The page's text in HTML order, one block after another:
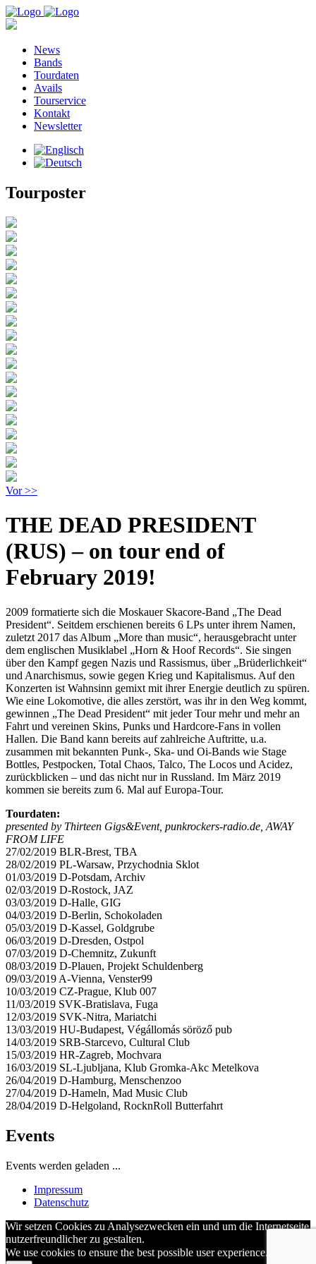
News
Bands
Tourdaten
Avails
Tourservice
Kontakt
Newsletter
Tourposter
Vor >>
THE DEAD PRESIDENT
(RUS) – on tour end of
February 2019!
2009 formatierte sich die Moskauer Skacore-Band „The Dead
President“. Seitdem erschienen bereits 6 LPs unter ihrem Namen,
zuletzt 2017 das Album „More than music“, herausgebracht unter
dem englischen Musiklabel „Horn & Hoof Records“. Sie singen
über den Kampf gegen Nazis und Rassismus, über „Brüderlichkeit“
und Anarchismus, sowie gegen Krieg und Kapitalismus. Auf den
Konzerten ist Wahnsinn gemixt mit ihrer Energie deutlich zu spüren.
Wie eine Lokomotive, die alles zerstört, was ihr in den Weg kommt,
gewinnen „The Dead President“ mit jeder Tour mehr und mehr an
Fahrt und vereinen Skins, Punks und Hardcore-Fans in vollen
Hallen. Die Band kann bereits auf zahlreiche Auftritte, u.a.
zusammen mit bekannten Punk-, Ska- und Oi-Bands wie Stage
Bottles, Pestpocken, Total Chaos, Talco, The Locos und Acidez,
zurückblicken – und das nicht nur in Russland. Im März 2019
kommen sie bereits zum 6. Mal auf Europa-Tour.
Tourdaten:
presented by Thirteen Gigs&Event, punkrockers-radio.de, AWAY
FROM LIFE
27/02/2019 BLR-Brest, TBA
28/02/2019 PL-Warsaw, Przychodnia Sklot
01/03/2019 D-Potsdam, Archiv
02/03/2019 D-Rostock, JAZ
03/03/2019 D-Halle, GIG
04/03/2019 D-Berlin, Schokoladen
05/03/2019 D-Kassel, Goldgrube
06/03/2019 D-Dresden, Ostpol
07/03/2019 D-Chemnitz, Zukunft
08/03/2019 D-Plauen, Projekt Schuldenberg
09/03/2019 A-Vienna, Venster99
10/03/2019 CZ-Prague, Klub 007
11/03/2019 SVK-Bratislava, Fuga
12/03/2019 SVK-Nitra, Mariatchi
13/03/2019 HU-Budapest, Végállomás söröző pub
14/03/2019 SRB-Starcevo, Cultural Club
15/03/2019 HR-Zagreb, Mochvara
16/03/2019 SL-Ljubljana, Klub Gromka-Akc Metelkova
26/04/2019 D-Hamburg, Menschenzoo
27/04/2019 D-Hameln, Mad Music Club
28/04/2019 D-Helgoland, RocknRoll Butterfahrt
Events
Events werden geladen ...
Impressum
Datenschutz
Wir setzen Cookies zu Analysezwecken ein und um die Internetseite
nutzerfreundlicher zu gestalten.
We use cookies to ensure the best possible user experience.